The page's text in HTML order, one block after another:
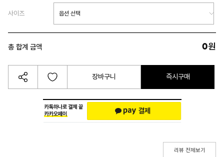
사이즈
총 합계 금액 0원
장바구니 즉시구매
리뷰 전체보기